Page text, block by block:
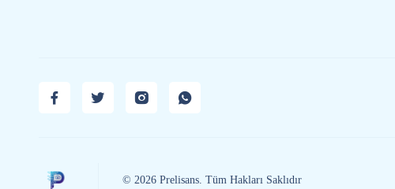
© 2026 Prelisans. Tüm Hakları Saklıdır